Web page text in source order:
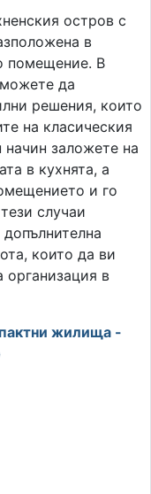
остров с
в
помещение. В
да
решения, които
на класическия
начин заложете на
в кухнята, а
и го
случаи
които да ви
организация в
жилища -